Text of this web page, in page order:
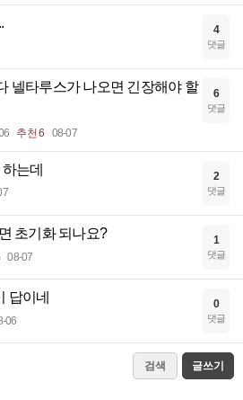
4
댓글
넬타루스가 나오면 긴장해야 할
추천 6 08-07
6
댓글
는데 2
댓글
초기화 되나요?
08-07
1
댓글
답이네
06
0
댓글
검색 글쓰기